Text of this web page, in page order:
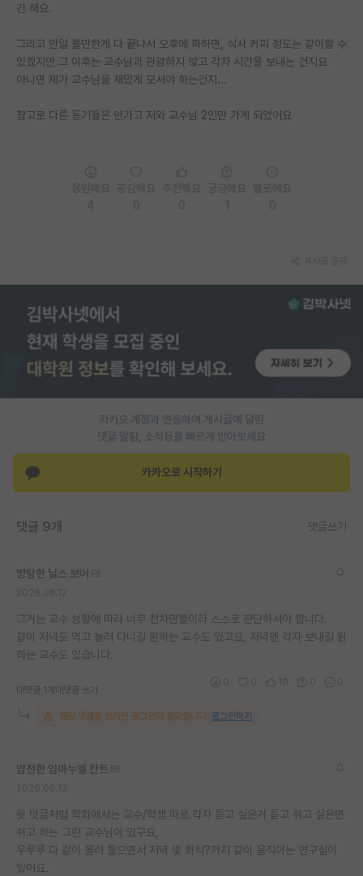
석박사 채용 정보 게시판
임용 정보 게시판
학부 인턴 게시판
취업 게시판
장학금/장학생 게시판
학술 정보 게시판
홍보 게시판
커리어
이벤트
반도체 아카데미
재팬라운지 🌸
긴 해요.
그리고 만일 볼만한게 다 끝나서 오후에 파하면, 식사 커피 정도는 같이할 수
있겠지만 그 이후는 교수님과 관광하지 않고 각자 시간을 보내는 건지요
아니면 제가 교수님을 재밌게 모셔야 하는건지...
참고로 다른 동기들은 안가고 저와 교수님 2인만 가게 되었어요
카카오 계정과 연동하여 게시글에 달린
댓글 알람, 소식등을 빠르게 받아보세요
카카오로 시작하기
댓글 9개 댓글쓰기
방탕한 닐스 보어
그거는 교수 성향에 따라 너무 천차만별이라 스스로 판단하셔야 합니다.
같이 저녁도 먹고 놀러 다니길 원하는 교수도 있고요, 저녁엔 각자 보내길 원
하는 교수도 있습니다.
대댓글 1개 대댓글 쓰기
해당 댓글을 보려면 로그인이 필요합니다. 로그인하기
얌전한 임마누엘 칸트
윗 덧글처럼 학회에서는 교수/학생 따로 각자 듣고 싶은거 듣고 쉬고 싶은면
쉬고 하는 그런 교수님이 있구요,
우루루 다 같이 몰려 들으면서 저녁 및 회식?까지 같이 움직이는 연구실이
있어요.